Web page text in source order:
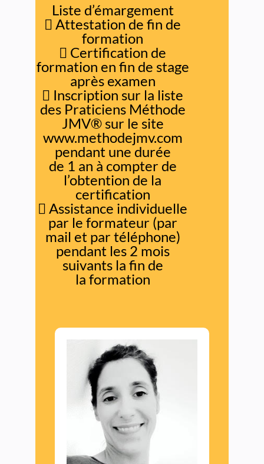
Liste d’émargement
 Attestation de fin de
formation
 Certification de
formation en fin de stage
après examen
 Inscription sur la liste
des Praticiens Méthode
JMV® sur le site
www.methodejmv.com
pendant une durée
de 1 an à compter de
l’obtention de la
certification
 Assistance individuelle
par le formateur (par
mail et par téléphone)
pendant les 2 mois
suivants la fin de
la formation